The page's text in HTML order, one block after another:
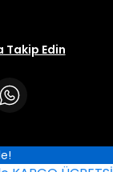
Takip Edin